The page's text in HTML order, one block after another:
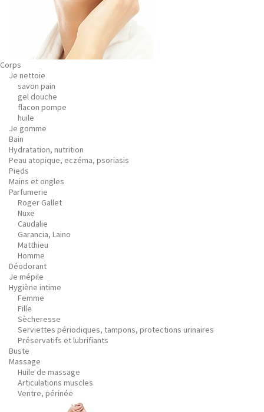
Corps
Je nettoie
savon pain
gel douche
flacon pompe
huile
Je gomme
Bain
Hydratation, nutrition
Peau atopique, eczéma, psoriasis
Pieds
Mains et ongles
Parfumerie
Roger Gallet
Nuxe
Caudalie
Garancia, Laino
Matthieu
Homme
Déodorant
Je mépile
Hygiène intime
Femme
Fille
Sècheresse
Serviettes périodiques, tampons, protections urinaires
Préservatifs et lubrifiants
Buste
Massage
Huile de massage
Articulations muscles
Ventre, périnée